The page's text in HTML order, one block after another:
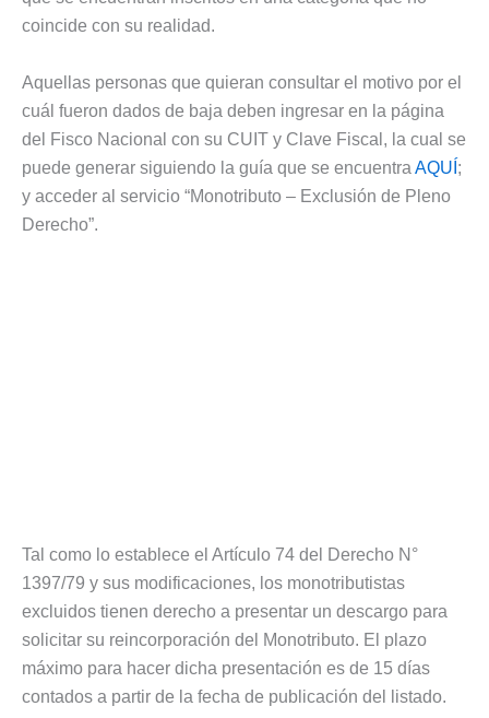
coincide con su realidad.
Aquellas personas que quieran consultar el motivo por el
cuál fueron dados de baja deben ingresar en la página
del Fisco Nacional con su CUIT y Clave Fiscal, la cual se
puede generar siguiendo la guía que se encuentra AQUÍ ;
y acceder al servicio “Monotributo – Exclusión de Pleno
Derecho”.
Tal como lo establece el Artículo 74 del Derecho N°
1397/79 y sus modificaciones, los monotributistas
excluidos tienen derecho a presentar un descargo para
solicitar su reincorporación del Monotributo. El plazo
máximo para hacer dicha presentación es de 15 días
contados a partir de la fecha de publicación del listado.